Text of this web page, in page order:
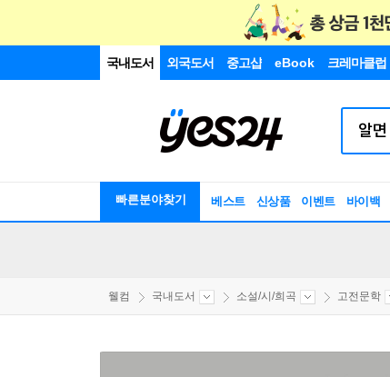
국내도서 외국도서 중고샵 eBook 크레마클럽
빠른분야찾기 베스트 신상품 이벤트 바이백
웰컴 국내도서 소설/시/희곡 고전문학